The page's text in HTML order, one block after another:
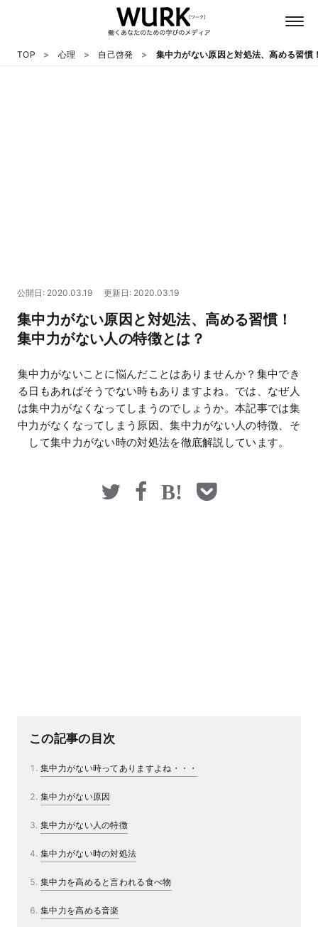
マネー
TOP 心理 自己啓発 集中力がない原因と対処法、高める習慣
公開日: 2020.03.19 更新日: 2020.03.19
集中力がない原因と対処法、高める習慣！
集中力がない人の特徴とは？
集中力がないことに悩んだことはありませんか？集中でき
る日もあればそうでない時もありますよね。では、なぜ人
は集中力がなくなってしまうのでしょうか。本記事では集
中力がなくなってしまう原因、集中力がない人の特徴、そ
して集中力がない時の対処法を徹底解説しています。
この記事の目次
集中力がない時ってありますよね・・・
集中力がない原因
集中力がない人の特徴
集中力がない時の対処法
集中力を高めると言われる食べ物
集中力を高める音楽